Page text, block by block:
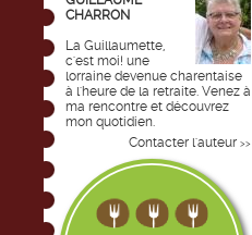
CHARRON
La Guillaumette,
c'est moi! une
lorraine devenue charentaise
à l'heure de la retraite. Venez à
ma rencontre et découvrez
mon quotidien.
Contacter l'auteur >>